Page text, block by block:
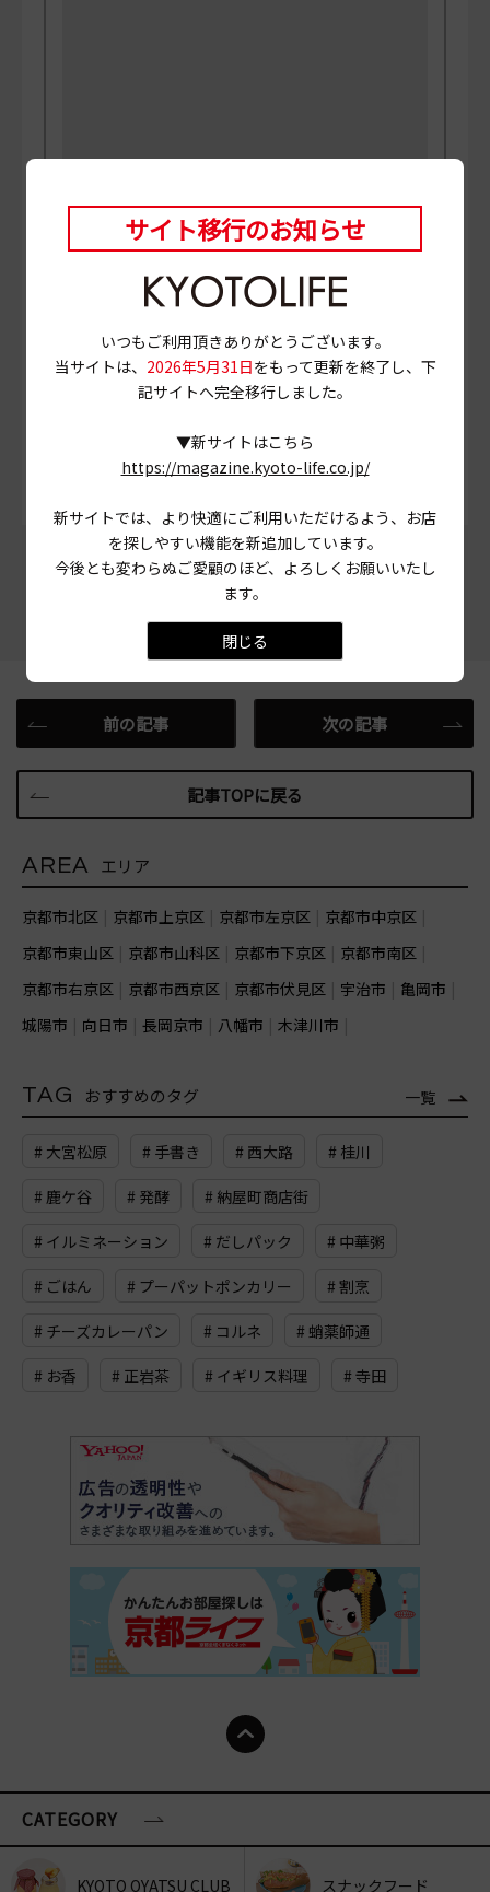
三村博史 MANABU
当ページに掲載されている店舗情報は、2025年3月28
時点のものです。
営業情報やメニュー等が異なる場合がありますので、
事前に確認の上ご利用ください。
# 高倉夷川上る # 京都市中京区
この記事をシェアする
前の記事
記事TOPに戻る
次の記事
AREA エリア
京都市北区 京都市上京区 京都市左京区
京都市中京区
京都市東山区
京都市山科区 京都市下京区
京都市南区
京都市右京区
京都市西京区 京都市伏見区 宇治市
亀岡市
城陽市
向日市 長岡京市 八幡市 木津川市
TAG おすすめのタグ 一覧
# 大宮松原 # 手書き # 西大路 # 桂川
# 鹿ケ谷 # 発酵 # 納屋町商店街
# イルミネーション # だしパック # 中華粥
# ごはん # プーパットポンカリー # 割烹
# チーズカレーパン # コルネ # 蛸薬師通
# お香 # 正岩茶 # イギリス料理 # 寺田
サイト移行のお知らせ
いつもご利用頂きありがとうございます。
当サイトは、 2026年5月31日をもって更新を終了し、下
記サイトへ完全移行しました。
▼新サイトはこちら
https://magazine.kyoto-life.co.jp/
新サイトでは、より快適にご利用いただけるよう、お店
を探しやすい機能を新追加しています。
今後とも変わらぬご愛顧のほど、よろしくお願いいたし
ます。
閉じる
CATEGORY
KYOTO OYATSU CLUB スナックフード